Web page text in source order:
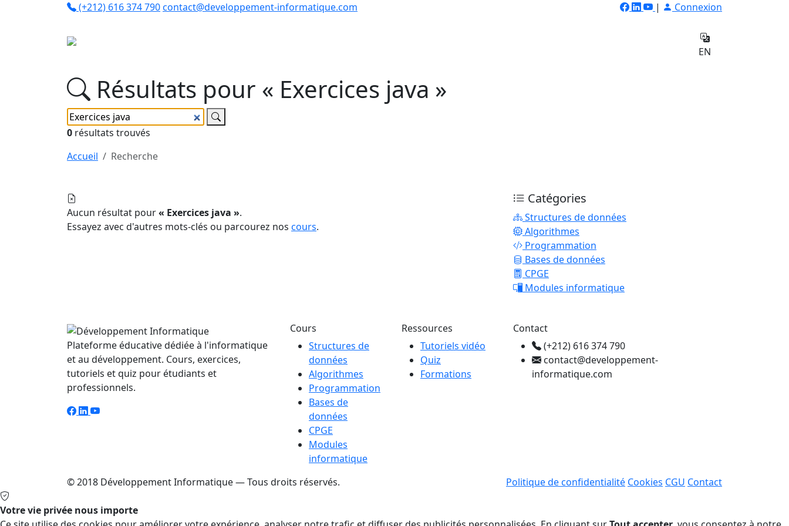
(+212) 616 374 790contact@developpement-informatique.com |
Connexion
EN
Résultats pour « Exercices java »
0 résultats trouvés
Accueil
Recherche
Aucun résultat pour« Exercices java ».
Essayez avec d'autres mots-clés ou parcourez nos cours.
Catégories
Structures de données
Algorithmes
Programmation
Bases de données
CPGE
Modules informatique
Plateforme éducative dédiée à l'informatique
et au développement. Cours, exercices,
tutoriels et quiz pour étudiants et
professionnels.
Cours
Structures de
données
Algorithmes
Programmation
Bases de
données
CPGE
Modules
informatique
Ressources
Tutoriels vidéo
Quiz
Formations
Contact
(+212) 616 374 790
contact@developpement-
informatique.com
© 2018 Développement Informatique — Tous droits réservés. Politique de confidentialité Cookies CGU Contact
Votre vie privée nous importe